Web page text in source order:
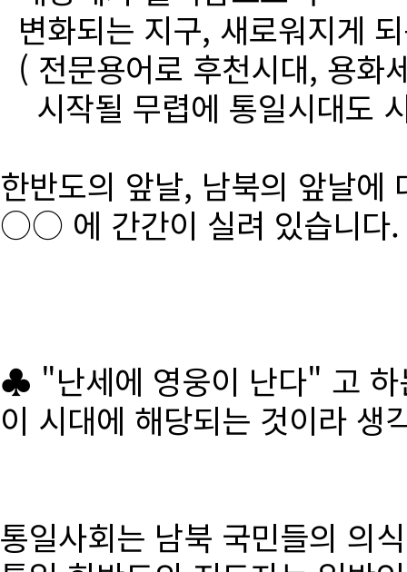
변화되는 지구, 새로워지게
( 전문용어로 후천시대, 용화
시작될 무렵에 통일시대도
한반도의 앞날, 남북의 앞날에
○○ 에 간간이 실려 있습니다.
♣ "난세에 영웅이 난다" 고 하
이 시대에 해당되는 것이라 생
통일사회는 남북 국민들의 의